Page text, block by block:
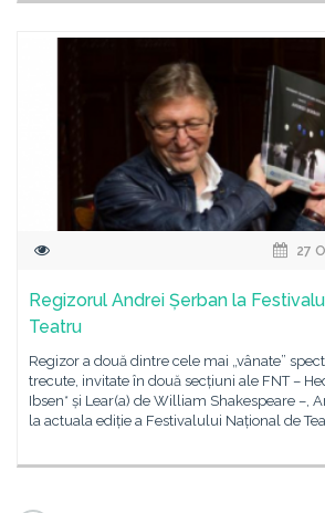
27
Regizorul Andrei Șerban la
Teatru
Regizor a două dintre cele mai „vânate”
trecute, invitate în două secțiuni ale FNT –
Ibsen* și Lear(a) de William Shakespeare –,
la actuala ediție a Festivalului Național de